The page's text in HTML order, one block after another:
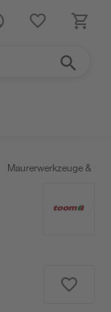
Maurerwerkzeuge &